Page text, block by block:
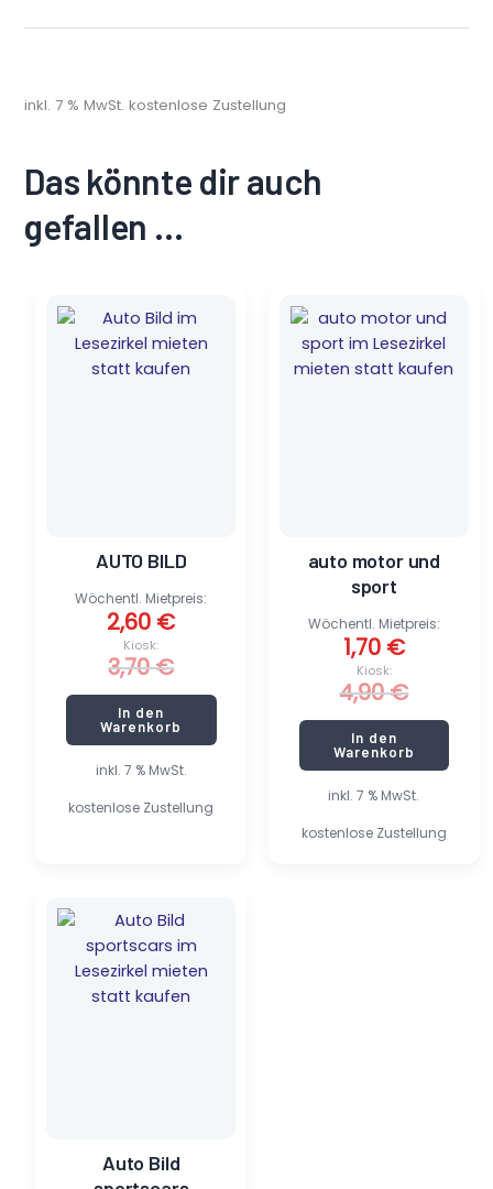
inkl. 7 % MwSt. kostenlose Zustellung
Das könnte dir auch
gefallen …
inkl. 7 % MwSt.
kostenlose Zustellung
AUTO BILD
Kiosk:
3,70€
Preis
war:
3,70 €
Wöchentl. Mietpreis:
2,60 €
Preis
ist:
2,60 €.
In den
Warenkorb
inkl. 7 % MwSt.
kostenlose Zustellung
auto motor und
sport
Kiosk:
4,90€
Preis
war:
4,90 €
Wöchentl. Mietpreis:
1,70 €
Preis
ist:
1,70 €.
In den
Warenkorb
Auto Bild
Preis
war:
5,90 €
Preis
ist:
1,00 €.